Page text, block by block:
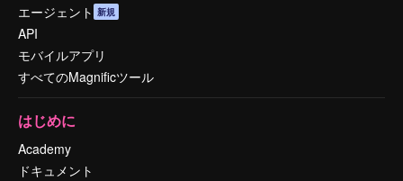
エージェント 新規
API
モバイルアプリ
すべてのMagnificツール
はじめに
Academy
ドキュメント